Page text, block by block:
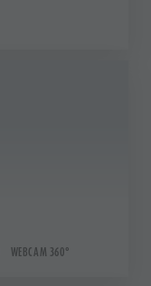
WEBCAM 360°